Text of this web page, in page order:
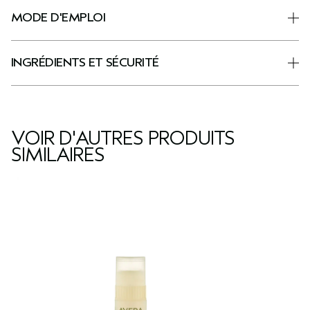
MODE D'EMPLOI
INGRÉDIENTS ET SÉCURITÉ
VOIR D'AUTRES PRODUITS
SIMILAIRES